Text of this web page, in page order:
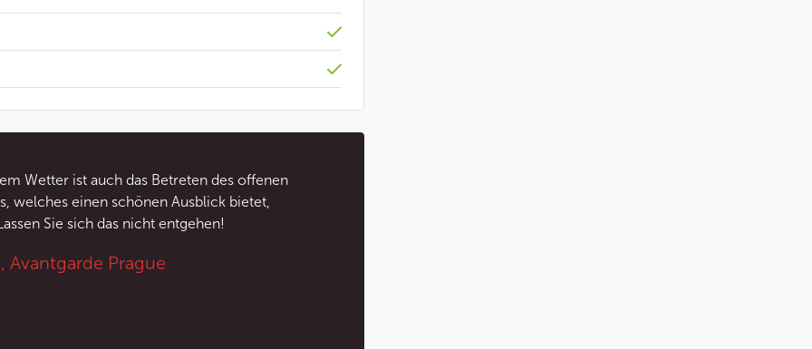
der Jazzszene auf dem Programm. Die
und loben die lockere Atmosphäre, die Qualität der
Abendessen im Herzen Prags zu erleben.
Garantie auf einen eigenen Tisch verbunden.
anderen Besuchern teilen.
man für jeden Sitzplatz extra.
und befinden sich am Fenster. Deshalb werden
sitzen.
sie werden in bar oder mit Karte bezahlt.
Wetter ist auch das Betreten des offenen
welches einen schönen Ausblick bietet,
Sie sich das nicht entgehen!
Avantgarde Prague